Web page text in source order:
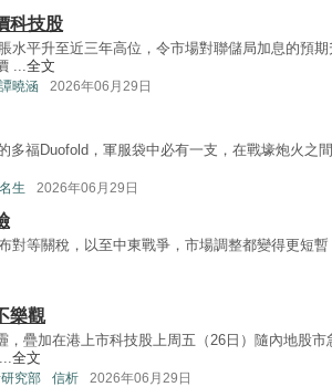
科技股
水平升至近三年高位，令市場對聯儲局加息的預期
... 全文
譚曉涵 2026年06月29日
多福Duofold，軍服袋中必有一支，在戰壕炮火之
生 2026年06月29日
對等關稅，以至中東戰爭，市場調整都變得更短
樂觀
，疊加在港上市科技股上周五（26日）隨內地股市
全文
究部 信析 2026年06月29日